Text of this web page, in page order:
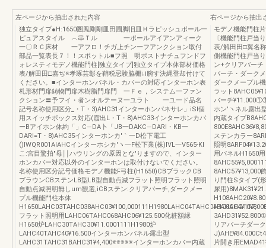
左ページから抽出された内容
独立タイプ●H:1650圏鳳剛剛皿田圃脚旧皿Ｈラピッシュポール一
ピュアスタイル ︵串Ｔル 一ポールアイアンアィーク
一〇ＲＣ床材 一アフロ！チガ上チン一フアンクション取付
部品一覧表長７！！スポットル■フ照 明ポストナチュフンドフ
ォレスティモデノ機能門柱[独立タイプ]独立タイプ本体部材価格
表/解田田□嘉ぢ※孝琢芸彰を鞘税忌験脇棚↓i腕す決縄登却付けて
ください。■インターホンパネル・カパーの対応インターホン表
札形材門扉鋳物門扉木樹脂門扉門 一Ｆｅ，システム一ファン
クション〓予フイ・者ンオルテーヌ一ユラト 一ユ一ド品名
記号名称使用区分_・T・3)AHC31インターホンパネサレ」iSl個
用スイッチボックス対応(霞出L・T・8)AHC33インターホンカバ
ーBアイホン体約「」C―DA卜「JB一DAKC―DARI・KB一
DAR!=T・8)AHC35インターホンカ′｀一D松下電工
()IWQR001AIAHCインターホシカ′ヽ一F松下業(株)IVL一V565-Kl
こ:宮目驚拍″母￨￨ハウリングの原因とな'りますので、インター
ホンカバー対応以外のインターホンは取付けないでください。
名称使用区分記号価格モデノ機能F弓柱(H1650)CBブラックCB
ブラウンCBステンLB型LB型自動点滅フラット照明フラット照明
自動点滅照明無しum観選,iCBステン:クリアバーチ,ダークメー
プル機能門柱本体
フラット照明用LAHC06TAHC068AHC06¥125.500化粧額縁
H1650炉LAHC30TAHC30¥11.0001111H1980炉
LAHC40TAHC40¥16.500インターホンパネル露出型
LAHC31TAHC31BAHC31¥4,400※※※※※インターホンカバー内蔵
右ページから抽出
モデノ機能門柱
〔機能門柱戸当
表/解田田□翼名
側機能門柱戸当り
ン+クリアバーチ
バーチ・ダーク
ダークメープル
ラット
バーチ
ホン′ヽネル露出
内蔵タイプ
ステンカラー
照明
用パネルH1650
8AHC57¥13,000
り門柱Sタイブ(
尿用
H108AHC10¥8・
リアバーチダー
片開き用